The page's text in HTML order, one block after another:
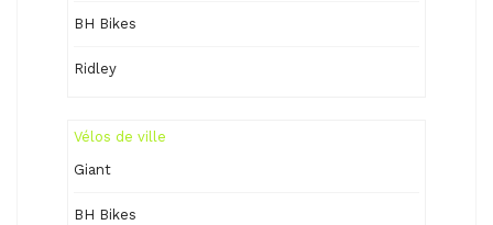
BH Bikes
Ridley
Vélos de ville
Giant
BH Bikes